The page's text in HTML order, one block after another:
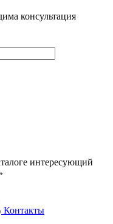
консультация
интересующий
Контакты